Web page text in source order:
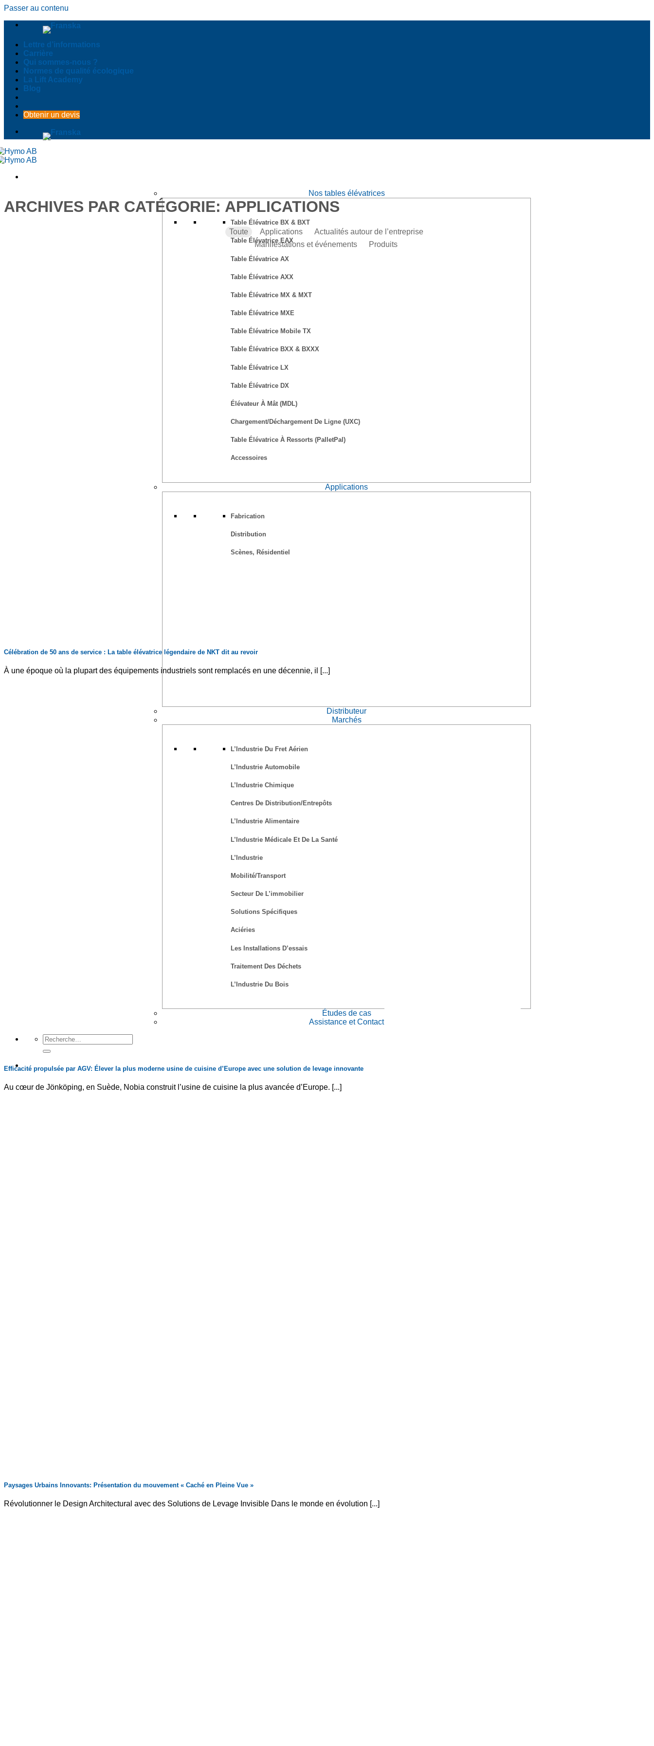
Passer au contenu
Lettre d’informations
Carrière
Qui sommes-nous ?
Normes de qualité écologique
La Lift Academy
Blog
Obtenir un devis
Nos tables élévatrices
Table Élévatrice BX & BXT
Table Élévatrice EAX
Table Élévatrice AX
Table Élévatrice AXX
Table Élévatrice MX & MXT
Table Élévatrice MXE
Table Élévatrice Mobile TX
Table Élévatrice BXX & BXXX
Table Élévatrice LX
Table Élévatrice DX
Élévateur À Mât (MDL)
Chargement/déchargement De Ligne (UXC)
Table Élévatrice À Ressorts (PalletPal)
Accessoires
Applications
Fabrication
Distribution
Scènes, Résidentiel
Distributeur
Marchés
L’Industrie Du Fret Aérien
L’Industrie Automobile
L’Industrie Chimique
Centres De Distribution/Entrepôts
L’Industrie Alimentaire
L’Industrie Médicale Et De La Santé
L’Industrie
Mobilité/transport
Secteur De L’immobilier
Solutions Spécifiques
Aciéries
Les Installations D’essais
Traitement Des Déchets
L’Industrie Du Bois
Études de cas
Assistance et Contact
Devis
ARCHIVES PAR CATÉGORIE: APPLICATIONS
Toute Applications
Actualités autour de l’entreprise
Manifestations et événements
Produits
Célébration de 50 ans de service : La table élévatrice légendaire de NKT dit au revoir
À une époque où la plupart des équipements industriels sont remplacés en une décennie, il [...]
Efficacité propulsée par AGV: Élever la plus moderne usine de cuisine d’Europe avec une solution de levage innovante
Au cœur de Jönköping, en Suède, Nobia construit l’usine de cuisine la plus avancée d’Europe. [...]
Paysages Urbains Innovants: Présentation du mouvement « Caché en Pleine Vue »
Révolutionner le Design Architectural avec des Solutions de Levage Invisible Dans le monde en évolution [...]